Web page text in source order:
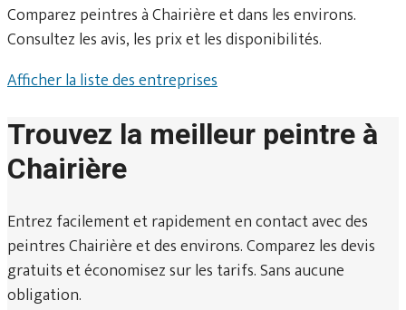
Comparez peintres à Chairière et dans les environs.
Consultez les avis, les prix et les disponibilités.
Afficher la liste des entreprises
Trouvez la meilleur peintre à
Chairière
Entrez facilement et rapidement en contact avec des
peintres Chairière et des environs. Comparez les devis
gratuits et économisez sur les tarifs. Sans aucune
obligation.